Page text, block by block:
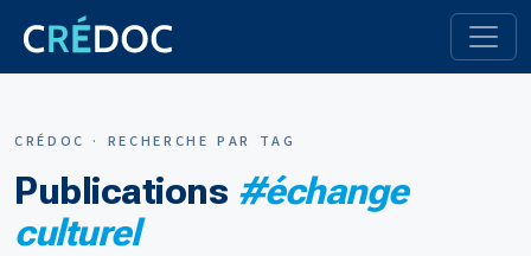
CRÉDOC · RECHERCHE PAR TAG
Publications #échange
culturel